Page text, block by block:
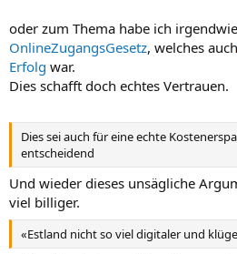
oder zum Thema habe ich
OnlineZugangsGesetz, welches auch
Erfolg war.
Dies schafft doch echtes Vertrauen.
Dies sei auch für eine echte
entscheidend
Und wieder dieses unsägliche
viel billiger.
«Estland nicht so viel digitaler und